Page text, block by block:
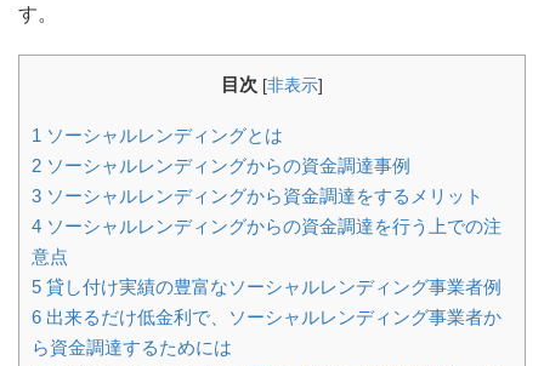
す。
目次 [非表示]
1 ソーシャルレンディングとは
2 ソーシャルレンディングからの資金調達事例
3 ソーシャルレンディングから資金調達をするメリット
4 ソーシャルレンディングからの資金調達を行う上での注
意点
5 貸し付け実績の豊富なソーシャルレンディング事業者例
6 出来るだけ低金利で、ソーシャルレンディング事業者か
ら資金調達するためには